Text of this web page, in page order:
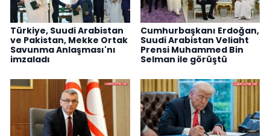
Türkiye, Suudi Arabistan
ve Pakistan, Mekke Ortak
Savunma Anlaşması'nı
imzaladı
Cumhurbaşkanı Erdoğan,
Suudi Arabistan Veliaht
Prensi Muhammed Bin
Selman ile görüştü